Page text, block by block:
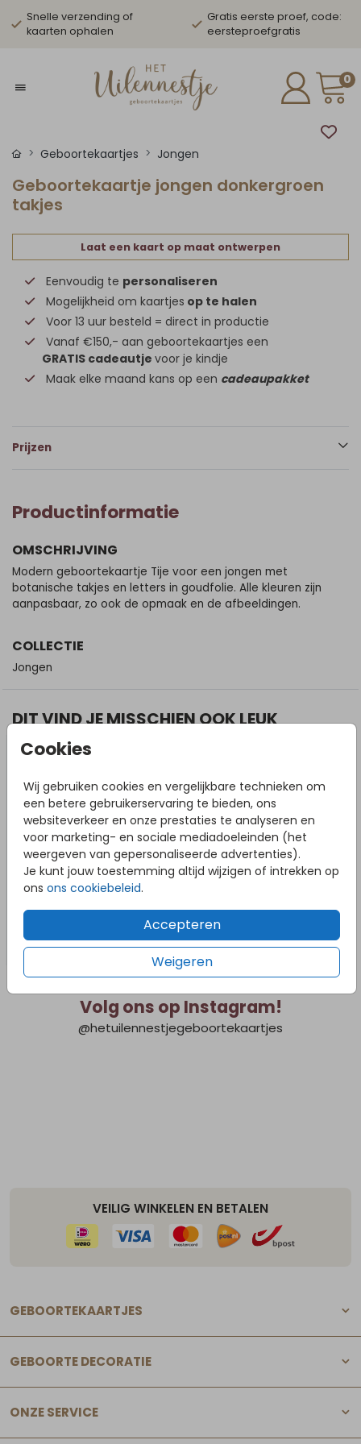
Snelle verzending of
kaarten ophalen
Gratis eerste proef, code:
eersteproefgratis
0
Cookies
Wij gebruiken cookies en vergelijkbare technieken om
een betere gebruikerservaring te bieden, ons
websiteverkeer en onze prestaties te analyseren en
voor marketing- en sociale mediadoeleinden (het
weergeven van gepersonaliseerde advertenties).
Je kunt jouw toestemming altijd wijzigen of intrekken op
ons ons cookiebeleid.
Accepteren
Weigeren
Geboortekaartjes Jongen
Geboortekaartje jongen donkergroen
takjes
Laat een kaart op maat ontwerpen
Eenvoudig te personaliseren
Mogelijkheid om kaartjes op te halen
Voor 13 uur besteld = direct in productie
Vanaf €150,- aan geboortekaartjes een
GRATIS cadeautje voor je kindje
Maak elke maand kans op een cadeaupakket
Prijzen
Productinformatie
OMSCHRIJVING
Modern geboortekaartje Tije voor een jongen met
botanische takjes en letters in goudfolie. Alle kleuren zijn
aanpasbaar, zo ook de opmaak en de afbeeldingen.
COLLECTIE
Jongen
DIT VIND JE MISSCHIEN OOK LEUK
Volg ons op Instagram!
@hetuilennestjegeboortekaartjes
VEILIG WINKELEN EN BETALEN
GEBOORTEKAARTJES
GEBOORTE DECORATIE
ONZE SERVICE